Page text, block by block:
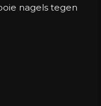
nagels tegen